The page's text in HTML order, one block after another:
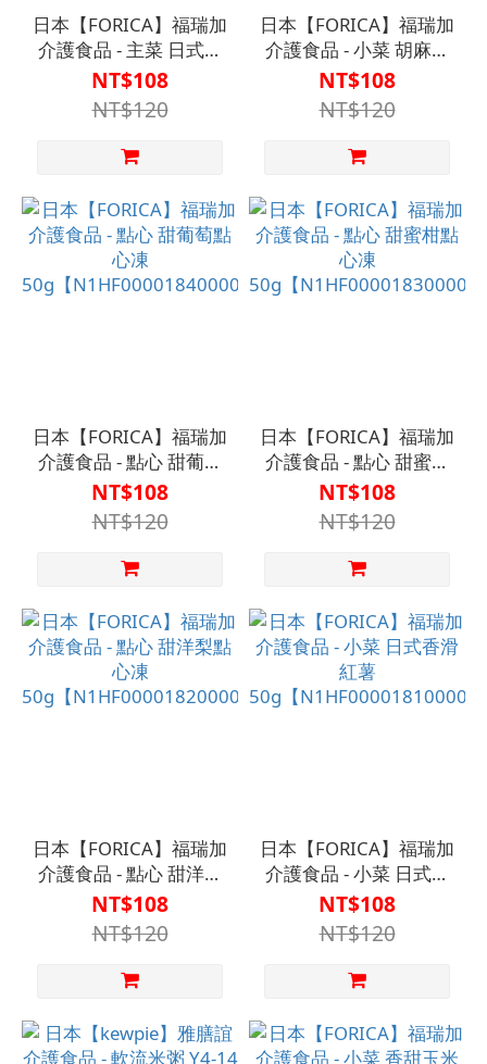
日本【FORICA】福瑞加
介護食品 - 主菜 日式鯖
魚味噌
50g【N1HF00001740000】
NT$108
NT$120
日本【FORICA】福瑞加
介護食品 - 小菜 胡麻香
拌四季豆
50g【N1HF00001770000
NT$108
NT$120
日本【FORICA】福瑞加
介護食品 - 點心 甜葡萄
點心凍
50g【N1HF00001840000】
NT$108
NT$120
日本【FORICA】福瑞加
介護食品 - 點心 甜蜜柑
點心凍
50g【N1HF00001830000
NT$108
NT$120
日本【FORICA】福瑞加
介護食品 - 點心 甜洋梨
點心凍
50g【N1HF00001820000】
NT$108
NT$120
日本【FORICA】福瑞加
介護食品 - 小菜 日式香
滑紅薯
50g【N1HF00001810000
NT$108
NT$120